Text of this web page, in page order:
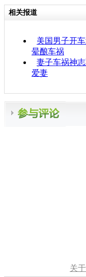
相关报道
美国男子开
晕酿车祸
妻子车祸神
爱妻
关